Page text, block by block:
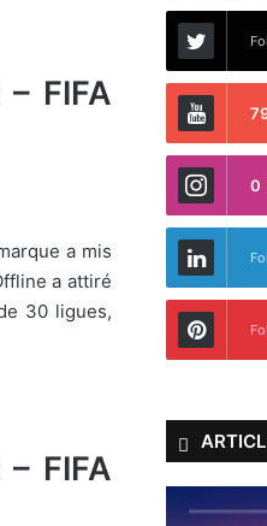
FIFA
a mis
a attiré
30 ligues,
FIFA
0